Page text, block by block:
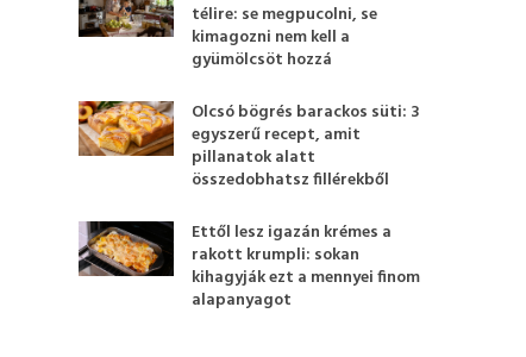
télire: se megpucolni, se
kimagozni nem kell a
gyümölcsöt hozzá
Olcsó bögrés barackos süti: 3
egyszerű recept, amit
pillanatok alatt
összedobhatsz fillérekből
Ettől lesz igazán krémes a
rakott krumpli: sokan
kihagyják ezt a mennyei finom
alapanyagot